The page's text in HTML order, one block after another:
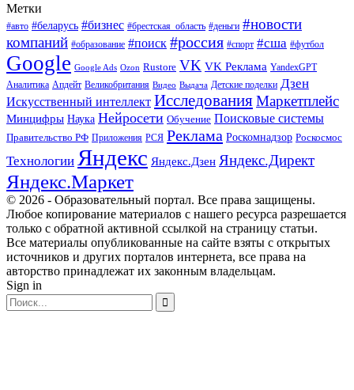
Метки
#авто #беларусь #бизнес #брестская_область #деньги #новости
компаний #образование #поиск #россия #спорт #сша #футбол
Google Google Ads Ozon Rustore VK VK Реклама YandexGPT
Аналитика Апдейт Великобритания Видео Выдача Детские поделки Дзен
Искусственный интеллект ИсследованияМаркетплейс
Минцифры Наука Нейросети Обучение Поисковые системы
Правительство РФ Приложения РСЯ Реклама Роскомнадзор Роскосмос
Технологии Яндекс Яндекс.Дзен Яндекс.Директ
Яндекс.Маркет
© 2026 - Образовательный портал. Все права защищены.
Любое копирование материалов с нашего ресурса разрешается
только с обратной активной ссылкой на страницу статьи.
Все материалы опубликованные на сайте взяты с открытых
источников и других порталов интернета, все права на
авторство принадлежат их законным владельцам.
Sign in